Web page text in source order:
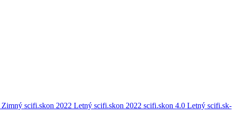
Zimný scifi.skon 2022 Letný scifi.skon 2022 scifi.skon 4.0 Letný scifi.sk-